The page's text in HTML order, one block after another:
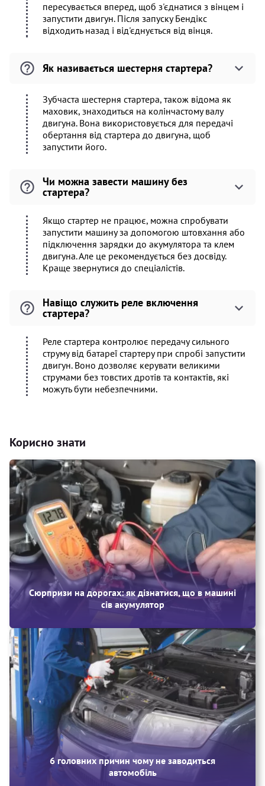
пересувається вперед, щоб з'єднатися з вінцем і
запустити двигун. Після запуску Бендікс
відходить назад і від'єднується від вінця.
Як називається шестерня стартера?
Зубчаста шестерня стартера, також відома як
маховик, знаходиться на колінчастому валу
двигуна. Вона використовується для передачі
обертання від стартера до двигуна, щоб
запустити його.
Чи можна завести машину без
стартера?
Якщо стартер не працює, можна спробувати
запустити машину за допомогою штовхання або
підключення зарядки до акумулятора та клем
двигуна. Але це рекомендується без досвіду.
Краще звернутися до спеціалістів.
Навіщо служить реле включення
стартера?
Реле стартера контролює передачу сильного
струму від батареї стартеру при спробі запустити
двигун. Воно дозволяє керувати великими
струмами без товстих дротів та контактів, які
можуть бути небезпечними.
Корисно знати
Сюрпризи на дорогах: як дізнатися, що в машині
сів акумулятор
6 головних причин чому не заводиться
автомобіль